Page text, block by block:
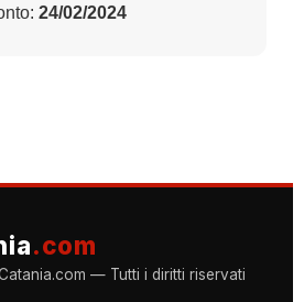
24/02/2024
.com
— Tutti i diritti riservati